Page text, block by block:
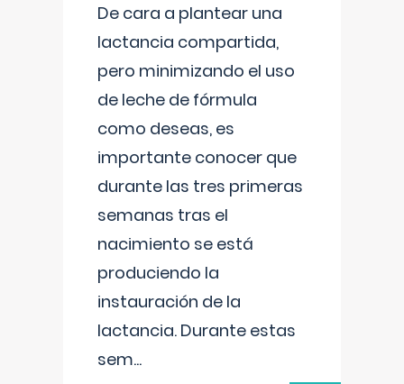
De cara a plantear una
lactancia compartida,
pero minimizando el uso
de leche de fórmula
como deseas, es
importante conocer que
durante las tres primeras
semanas tras el
nacimiento se está
produciendo la
instauración de la
lactancia. Durante estas
sem...